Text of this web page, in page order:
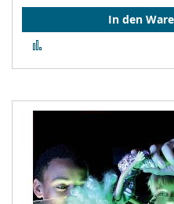
In den
hinzufügen